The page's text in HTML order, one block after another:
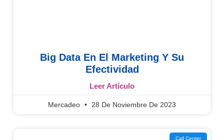
Big Data En El Marketing Y Su
Efectividad
Leer Artículo
Mercadeo 28 De Noviembre De 2023
Call Center